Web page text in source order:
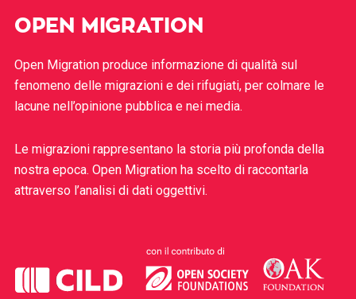
OPEN MIGRATION
Open Migration produce informazione di qualità sul
fenomeno delle migrazioni e dei rifugiati, per colmare le
lacune nell’opinione pubblica e nei media.
Le migrazioni rappresentano la storia più profonda della
nostra epoca. Open Migration ha scelto di raccontarla
attraverso l’analisi di dati oggettivi.